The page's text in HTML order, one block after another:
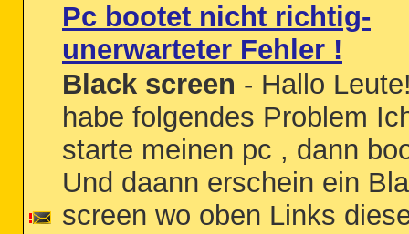
Pc bootet nicht richtig-
unerwarteter Fehler !
Black screen - Hallo
habe folgendes Problem
starte meinen pc , dann
Und daann erschein ein
screen wo oben Links